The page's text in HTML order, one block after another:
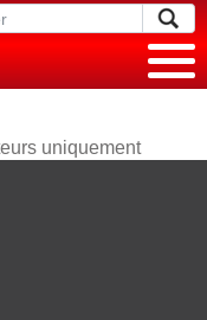
uniquement